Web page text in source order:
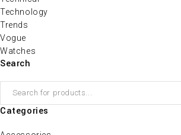
Technology
Trends
Vogue
Watches
Search
Categories